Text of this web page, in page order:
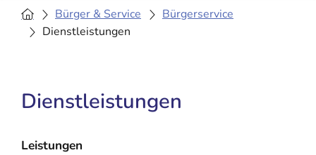
Bürger & Service
Bürgerservice
Dienstleistungen
Dienstleistungen
Leistungen